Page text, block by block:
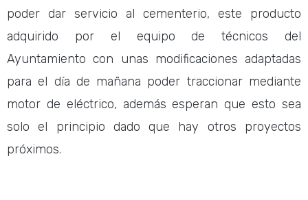
poder dar servicio al cementerio, este producto
adquirido por el equipo de técnicos del
Ayuntamiento con unas modificaciones adaptadas
para el día de mañana poder traccionar mediante
motor de eléctrico, además esperan que esto sea
solo el principio dado que hay otros proyectos
próximos.